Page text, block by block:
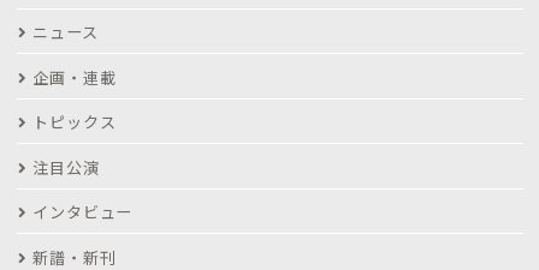
ニュース
企画・連載
トピックス
注目公演
インタビュー
新譜・新刊